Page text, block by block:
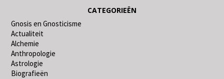
CATEGORIEËN
Gnosis en Gnosticisme
Actualiteit
Alchemie
Anthropologie
Astrologie
Biografieën